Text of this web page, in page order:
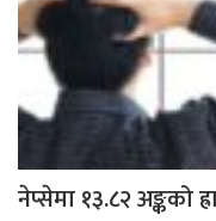
नेप्सेमा १३.८२ अङ्कको